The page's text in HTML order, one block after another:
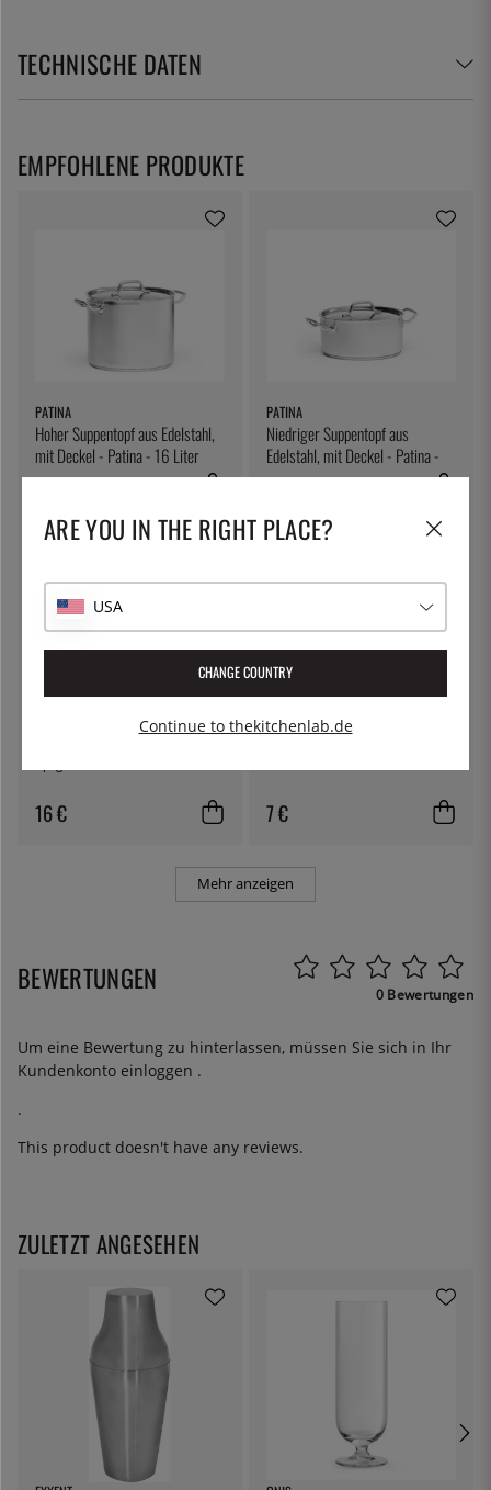
TECHNISCHE DATEN
PATINA
Hoher Suppentopf aus Edelstahl,
mit Deckel - Patina - 16 Liter
102 €
PATINA
Niedriger Suppentopf aus
Edelstahl, mit Deckel - Patina -
4,5 Liter
66 €
16 €
ÖSTLIN
7 €
Mehr anzeigen
EMPFOHLENE PRODUKTE
BEWERTUNGEN 0 Bewertungen
Um eine Bewertung zu hinterlassen, müssen Sie sich in Ihr
Kundenkonto einloggen .
.
This product doesn't have any reviews.
ZULETZT ANGESEHEN
ARE YOU IN THE RIGHT PLACE?
USA
CHANGE COUNTRY
Continue to thekitchenlab.de